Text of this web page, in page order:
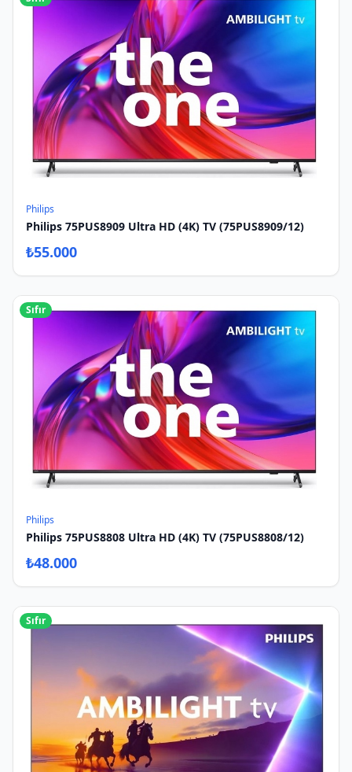
Philips
Philips 75PUS8909 Ultra HD (4K) TV (75PUS8909/12)
₺55.000
Sıfır
Philips
Philips 75PUS8808 Ultra HD (4K) TV (75PUS8808/12)
₺48.000
Sıfır